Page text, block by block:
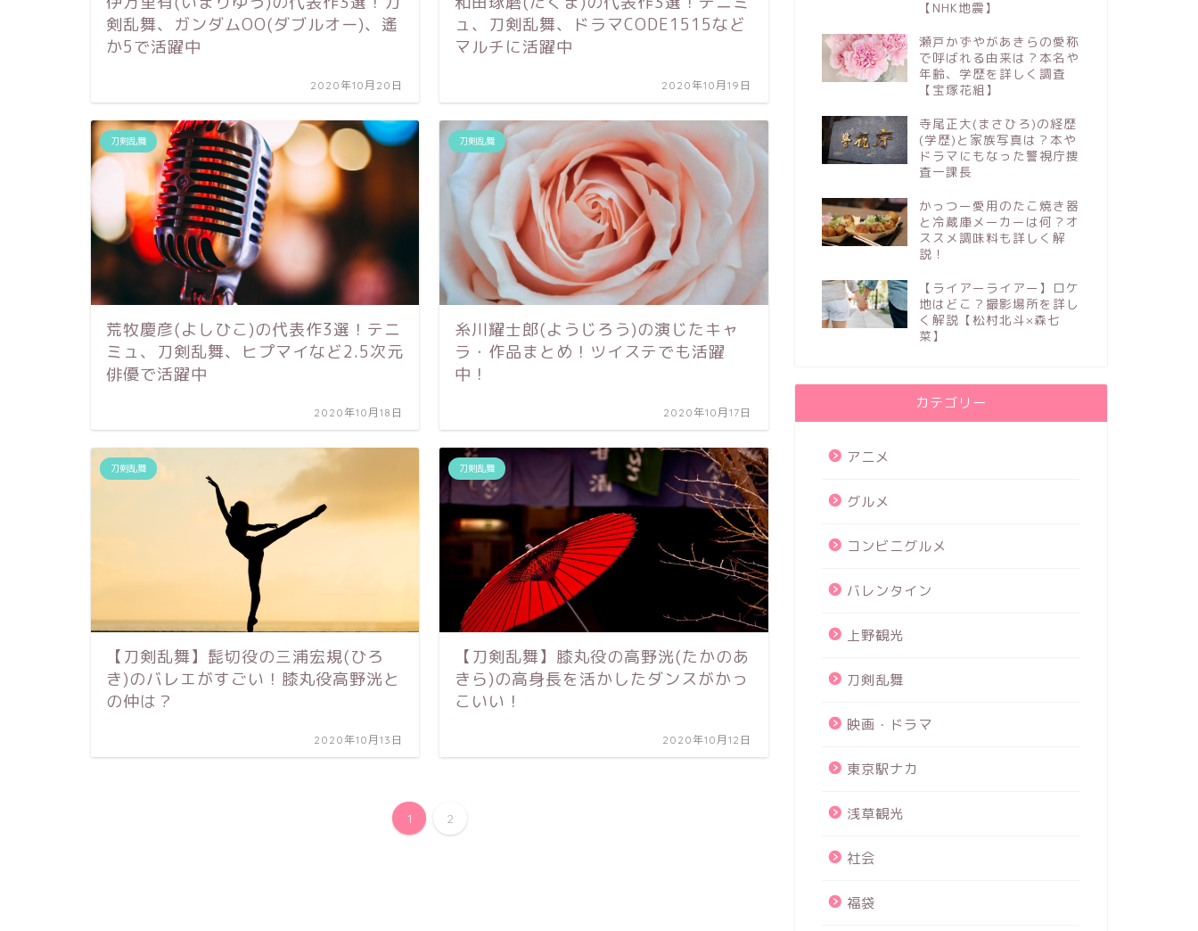
剣乱舞、ガンダムOO(ダブルオー)、遙
か5で活躍中
2020年10月20日
ュ、刀剣乱舞、ドラマCODE1515など
マルチに活躍中
2020年10月19日
刀剣乱舞
荒牧慶彦(よしひこ)の代表作3選！テニ
ミュ、刀剣乱舞、ヒプマイなど2.5次元
俳優で活躍中
2020年10月18日
刀剣乱舞
糸川耀士郎(ようじろう)の演じたキャ
ラ・作品まとめ！ツイステでも活躍
中！
2020年10月17日
刀剣乱舞
【刀剣乱舞】髭切役の三浦宏規(ひろ
き)のバレエがすごい！膝丸役高野洸と
の仲は？
2020年10月13日
刀剣乱舞
【刀剣乱舞】膝丸役の高野洸(たかのあ
きら)の高身長を活かしたダンスがかっ
こいい！
2020年10月12日
1 2
【NHK地震】
瀬戸かずやがあきらの愛称
で呼ばれる由来は？本名や
年齢、学歴を詳しく調査
【宝塚花組】
寺尾正大(まさひろ)の経歴
(学歴)と家族写真は？本や
ドラマにもなった警視庁捜
査一課長
かっつー愛用のたこ焼き器
と冷蔵庫メーカーは何？オ
ススメ調味料も詳しく解
説！
【ライアーライアー】ロケ
地はどこ？撮影場所を詳し
く解説【松村北斗×森七
菜】
カテゴリー
アニメ
グルメ
コンビニグルメ
バレンタイン
上野観光
刀剣乱舞
映画・ドラマ
東京駅ナカ
浅草観光
社会
福袋